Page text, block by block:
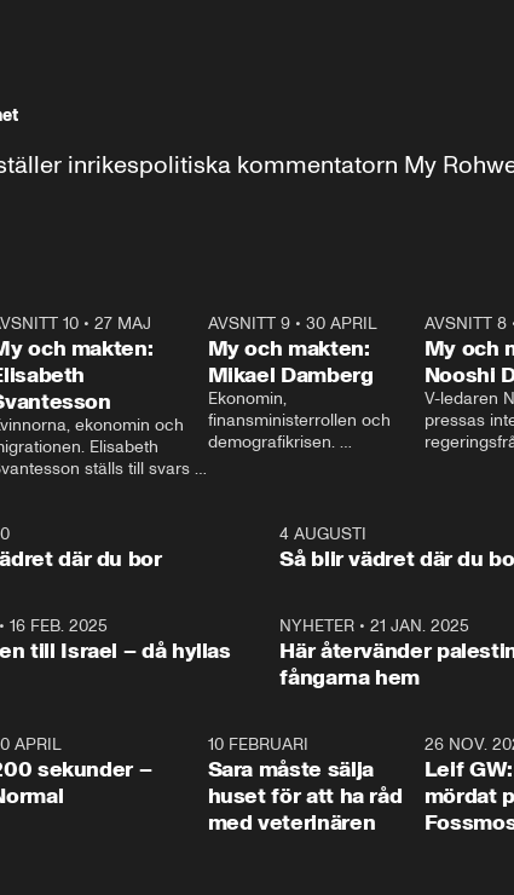
inrikespolitiska kommentatorn My
10 •27 MAJ
och makten:
ekonomin och
Elisabeth
ställs till svars
AVSNITT 9• 30 APRIL
My och makten:
Mikael Damberg
Ekonomin,
finansministerrollen och
demografikrisen.
och Makten.
AVSNITT 8
My och
Nooshi
V-ledaren
pressas
– Vi ställer
vara med
1:06
där du bor
4 AUGUSTI
Så blir vädret där du
16 FEB. 2025
till Israel – då hyllas
NYHETER •21 JAN. 2025
Här återvänder
fångarna hem
APRIL
sekunder –
10 FEBRUARI
Sara måste sälja
huset för att ha råd
med veterinären
26 NOV.
Leif
mördat